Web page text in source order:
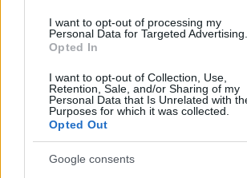
I want to opt-out of processing my
Personal Data for Targeted Advertising.
Opted In
I want to opt-out of Collection, Use,
Retention, Sale, and/or Sharing of my
Personal Data that Is Unrelated with
Purposes for which it was collected.
Opted Out
Google consents
dolog, de hogy mi történik velük a
na az sem titok. Heti összeállításunk
Kylie Minogue aranyos, Radics
kutyája, MIA meg épp…